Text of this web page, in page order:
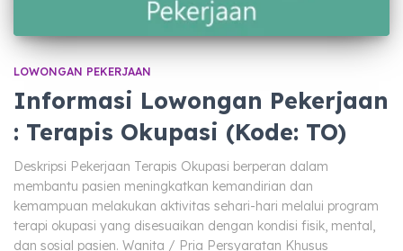
LOWONGAN PEKERJAAN
Informasi Lowongan Pekerjaan
: Terapis Okupasi (Kode: TO)
Deskripsi Pekerjaan Terapis Okupasi berperan dalam
membantu pasien meningkatkan kemandirian dan
kemampuan melakukan aktivitas sehari-hari melalui program
terapi okupasi yang disesuaikan dengan kondisi fisik, mental,
dan sosial pasien. Wanita / Pria Persyaratan Khusus